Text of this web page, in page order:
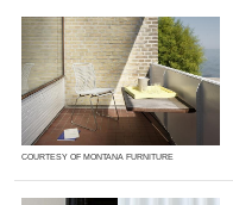
COURTESY OF MONTANA FURNITURE